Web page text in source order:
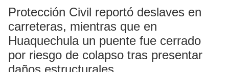
Protección Civil reportó deslaves en
carreteras, mientras que en
Huaquechula un puente fue cerrado
por riesgo de colapso tras presentar
daños estructurales